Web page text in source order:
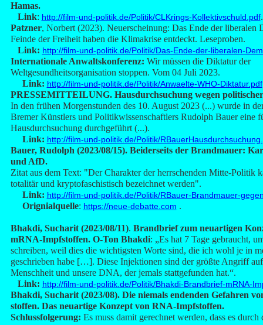
Hamas.
Link: http://film-und-politik.de/Politik/CLKrings-Kollektivschuld.pdf.
Patzner, Norbert (2023). Neuerscheinung: Das Ende der liberalen
Feinde der Freiheit haben die Klimakrise entdeckt. Leseproben.
Link: http://film-und-politik.de/Politik/Das-Ende-der-liberalen-
Internationale Anwaltskonferenz: Wir müssen die Diktatur der
Weltgesundheitsorganisation stoppen. Vom 04 Juli 2023.
Link: http://film-und-politik.de/Politik/Anwaelte-WHO-Diktatur.pdf
PRESSEMITTEILUNG. Hausdurchsuchung wegen
In den frühen Morgenstunden des 10. August 2023 (...) wurde in
Bremer Künstlers und Politikwissenschaftlers Rudolph Bauer eine
Hausdurchsuchung durchgeführt (...).
Link: http://film-und-politik.de/Politik/
Bauer, Rudolph (2023/08/15). Beiderseits der Brandmauer:
und AfD.
Zitat aus dem Text: "Der Charakter der herrschenden Mitte-Politik
totalitär und kryptofaschistisch bezeichnet werden".
Link: http://film-und-politik.de/Politik/RBauer-Brandmauer-
Orignialquelle: https://neue-debatte.com .
Bhakdi, Sucharit (2023/08/11). Brandbrief zum neuartigen
mRNA-Impfstoffen. O-Ton Bhakdi: „Es hat 7 Tage gebraucht,
schreiben, weil dies die wichtigsten Worte sind, die ich wohl je in
geschrieben habe […]. Diese Injektionen sind der größte Angriff
Menschheit und unsere DNA, der jemals stattgefunden hat.“.
Link: http://film-und-politik.de/Politik/Bhakdi-Brandbrief-mRNA-
Bhakdi, Sucharit (2023/08). Die niemals endenden Gefahren
stoffen. Das neuartige Konzept von RNA-Impfstoffen.
Schlussfolgerung: Es muss damit gerechnet werden, dass es